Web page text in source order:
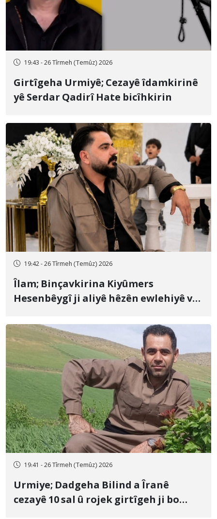
19:43 - 26 Tîrmeh (Temûz) 2026
Girtîgeha Urmiyê; Cezayê îdamkirinê
yê Serdar Qadirî Hate bicîhkirin
19:42 - 26 Tîrmeh (Temûz) 2026
Îlam; Binçavkirina Kiyûmers
Hesenbêygî ji aliyê hêzên ewlehiyê ve
19:41 - 26 Tîrmeh (Temûz) 2026
Urmiye; Dadgeha Bilind a Îranê
cezayê 10 sal û rojek girtîgeh ji bo